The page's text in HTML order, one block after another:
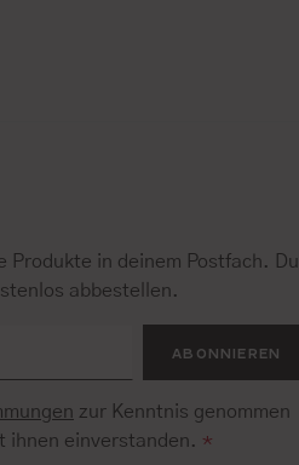
Produkte in deinem Postfach. Du
abbestellen.
ABONNIEREN
zur Kenntnis genommen
ihnen einverstanden. *